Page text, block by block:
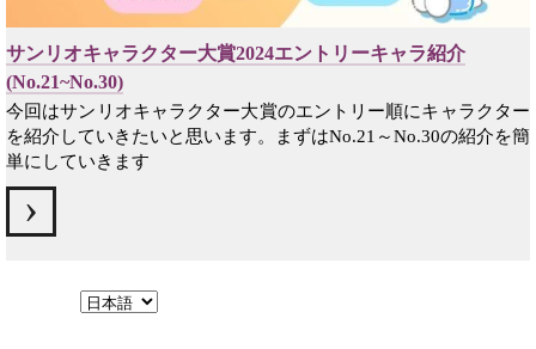
サンリオキャラクター大賞2024エントリーキャラ紹介
(No.21~No.30)
今回はサンリオキャラクター大賞のエントリー順にキャラクター
を紹介していきたいと思います。まずはNo.21～No.30の紹介を簡
単にしていきます
言